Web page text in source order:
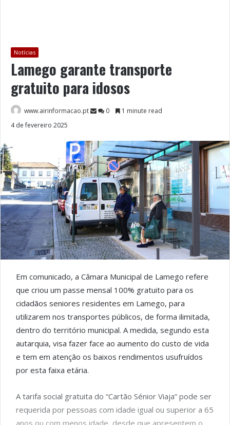
Notícias
Lamego garante transporte
gratuito para idosos
www.airinformacao.pt 0
1 minute read
4 de fevereiro 2025
Em comunicado, a Câmara Municipal de Lamego refere
que criou um passe mensal 100% gratuito para os
cidadãos seniores residentes em Lamego, para
utilizarem nos transportes públicos, de forma ilimitada,
dentro do território municipal. A medida, segundo esta
autarquia, visa fazer face ao aumento do custo de vida
e tem em atenção os baixos rendimentos usufruídos
por esta faixa etária.
A tarifa social gratuita do “Cartão Sénior Viaja” pode ser
requerida por pessoas com idade igual ou superior a 65